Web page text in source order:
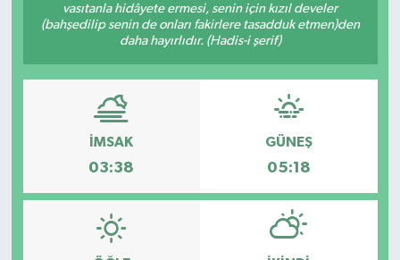
vasıtanla hidâyete ermesi, senin için kızıl develer
(bahşedilip senin de onları fakirlere tasadduk etmen)den
daha hayırlıdır. (Hadis-i şerif)
İMSAK
03:38
GÜNEŞ
05:18